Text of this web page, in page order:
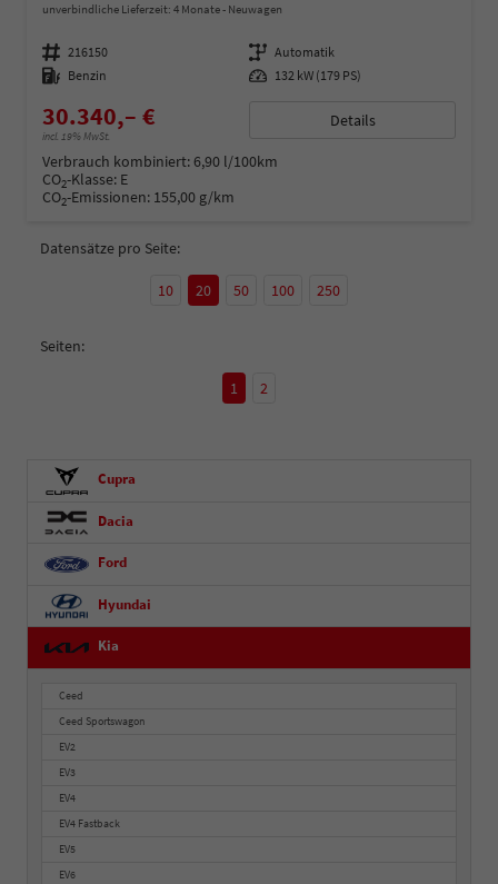
unverbindliche Lieferzeit: 4 Monate Neuwagen
Fahrzeugnummer 216150 Getriebe Automatik
Kraftstoff Benzin Leistung 132 kW (179 PS)
30.340,– €
incl. 19% MwSt.
Details
Verbrauch kombiniert:6,90 l/100km
CO2-Klasse: E
CO2-Emissionen: 155,00 g/km
Datensätze pro Seite:
10 20 50 100 250
Seiten:
1 2
Cupra
Dacia
Ford
Hyundai
Kia
Ceed
Ceed Sportswagon
EV2
EV3
EV4
EV4 Fastback
EV5
EV6